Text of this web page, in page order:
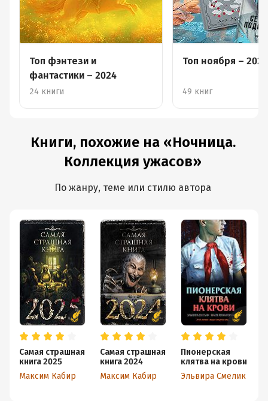
В целом, неплохой сборник для тех, кто любит легенды
о сверхъестественном, жутких существах и встречах с
ними.
И при этом он чертовски на любителя, поэтому
рекомендую ознакомиться с первыми страницами.
Топ фэнтези и
фантастики – 2024
24 книги
Топ ноября – 2024
49 книг
Книги, похожие на «Ночница.
Коллекция ужасов»
По жанру, теме или стилю автора
Самая страшная
книга 2025
Максим Кабир
Самая страшная
книга 2024
Максим Кабир
Пионерская
клятва на крови
Эльвира Смелик